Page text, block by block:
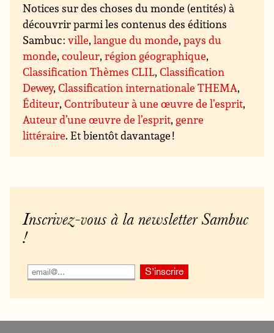
Notices sur des choses du monde (entités) à
découvrir parmi les contenus des éditions
Sambuc :ville,langue du monde,pays du
monde,couleur,région géographique,
Classification Thèmes CLIL,Classification
Dewey,Classification internationale THEMA,
Éditeur,Contributeur à une œuvre de l’esprit,
Auteur d’une œuvre de l’esprit, genre
littéraire. Et bientôt davantage !
Inscrivez-vous à la newsletter Sambuc
!